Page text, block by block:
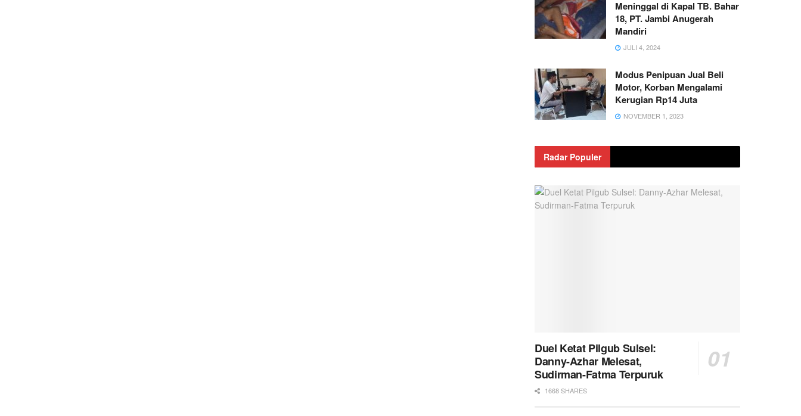
Meninggal di Kapal TB. Bahar
18, PT. Jambi Anugerah
Mandiri
JULI 4, 2024
Modus Penipuan Jual Beli
Motor, Korban Mengalami
Kerugian Rp14 Juta
NOVEMBER 1, 2023
Radar Populer
Duel Ketat Pilgub Sulsel:
Danny-Azhar Melesat,
Sudirman-Fatma Terpuruk
1668 SHARES